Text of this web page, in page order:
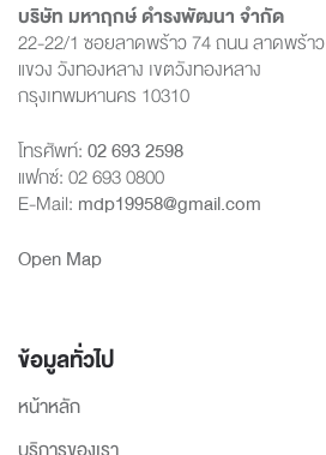
บริษัท มหาฤกษ์ ดำรงพัฒนา จำกัด
22-22/1 ซอยลาดพร้าว 74 ถนน ลาดพร้าว
แขวง วังทองหลาง เขตวังทองหลาง
กรุงเทพมหานคร 10310
โทรศัพท์:02 693 2598
แฟกซ์: 02 693 0800
E-Mail: mdp19958@gmail.com
Open Map
ข้อมูลทั่วไป
หน้าหลัก